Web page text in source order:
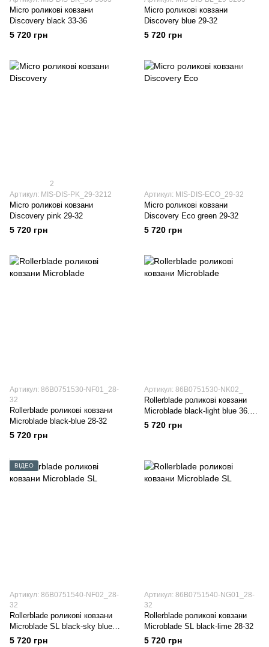
Micro роликові ковзани
Discovery black 33-36
5 720 грн
Micro роликові ковзани
Discovery blue 29-32
5 720 грн
2
Артикул: MIS-DIS-PK_29-3212
Micro роликові ковзани
Discovery pink 29-32
5 720 грн
Артикул: MIS-DIS-ECO_29-32
Micro роликові ковзани
Discovery Eco green 29-32
5 720 грн
Артикул: 86B0751530-NF01_28-
32
Rollerblade роликові ковзани
Microblade black-blue 28-32
5 720 грн
Артикул: 86B0751530-NK02_
Rollerblade роликові ковзани
Microblade black-light blue 36.5-
40
5 720 грн
ВІДЕО
Артикул: 86B0751540-NF02_28-
32
Rollerblade роликові ковзани
Microblade SL black-sky blue
28-32
5 720 грн
Артикул: 86B0751540-NG01_28-
32
Rollerblade роликові ковзани
Microblade SL black-lime 28-32
5 720 грн